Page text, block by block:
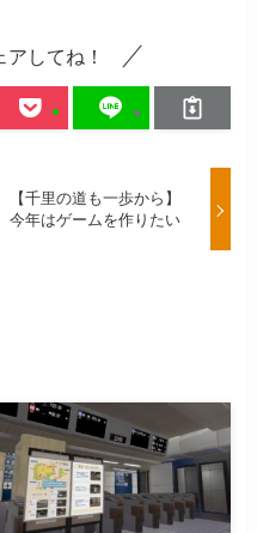
してね！
【千里の道も一歩から】
今年はゲームを作りたい